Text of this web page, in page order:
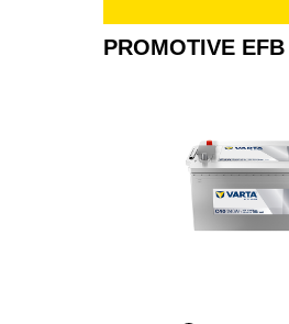
PROMOTIVE